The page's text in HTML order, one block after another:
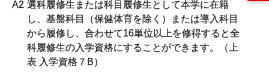
A2 選科履修生または科目履修生として本学に在籍
し、基盤科目（保健体育を除く）または導入科目
から履修し、合わせて16単位以上を修得すると全
科履修生の入学資格にすることができます。（上
表 入学資格７B）